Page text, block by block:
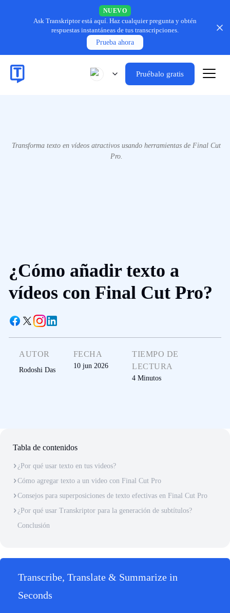
NUEVO
Ask Transkriptor está aquí. Haz cualquier pregunta y obtén
respuestas instantáneas de tus transcripciones.
Prueba ahora
Pruébalo gratis
Transforma texto en vídeos atractivos usando herramientas de Final Cut
Pro.
¿Cómo añadir texto a
vídeos con Final Cut Pro?
AUTOR
Rodoshi Das
FECHA
10 jun 2026
TIEMPO DE
LECTURA
4 Minutos
Tabla de contenidos
¿Por qué usar texto en tus videos?
Cómo agregar texto a un video con Final Cut Pro
Consejos para superposiciones de texto efectivas en Final Cut Pro
¿Por qué usar Transkriptor para la generación de subtítulos?
Conclusión
Transcribe, Translate & Summarize in
Seconds